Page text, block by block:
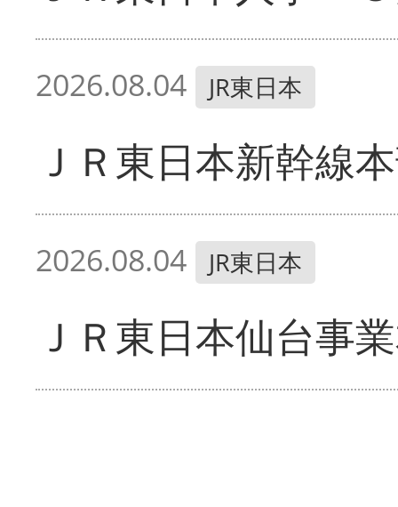
2026.08.04 JR東日本
ＪＲ東日本新幹線
2026.08.04 JR東日本
ＪＲ東日本仙台事